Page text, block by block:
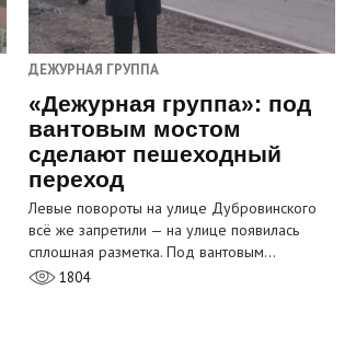
ДЕЖУРНАЯ ГРУППА
«Дежурная группа»: под
вантовым мостом
сделают пешеходный
переход
Левые повороты на улице Дубровинского
всё же запретили — на улице появилась
сплошная разметка. Под вантовым…
1804